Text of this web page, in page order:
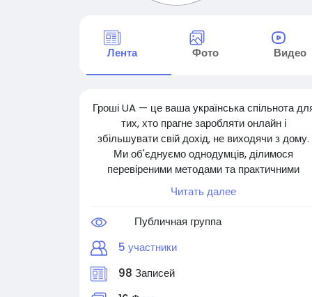
Лента Фото Видео
Гроші UA — це ваша українська спільнота
тих, хто прагне заробляти онлайн і
збільшувати свій дохід, не виходячи з дому.
Ми об'єднуємо однодумців, ділимося
перевіреними методами та практичними
порадами щодо онлайн-заробітку в Україні.
Незалежно від того, чи ви новачок, який шукає
додатковий дохід, чи досвідчений фрілансер,
що прагне розширити свої горизонти, Гроші UA
онлайн-світі.
Читать далее
Публичная группа
5 участники
98 Записей